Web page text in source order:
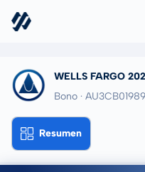
WELLS FARGO
Bono ·
Resumen